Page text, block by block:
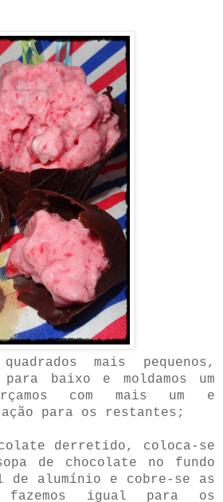
mais pequenos,
baixo e moldamos um
com mais um e
para os restantes;
derretido, coloca-se
de chocolate no fundo
de alumínio e cobre-se as
fazemos igual para os